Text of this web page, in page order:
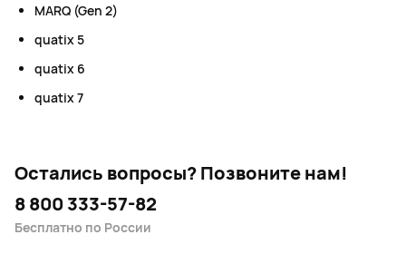
MARQ (Gen 2)
quatix 5
quatix 6
quatix 7
Остались вопросы?Позвоните нам!
8 800 333-57-82
Бесплатно по России